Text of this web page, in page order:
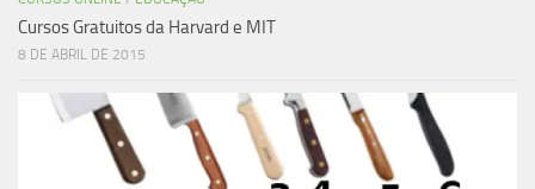
Cursos Gratuitos da Harvard e MIT
8 DE ABRIL DE 2015